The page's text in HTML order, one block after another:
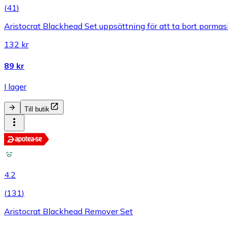
(41)
Aristocrat Blackhead Set uppsättning för att ta bort
132 kr
89 kr
I lager
Till butik
4.2
(131)
Aristocrat Blackhead Remover Set